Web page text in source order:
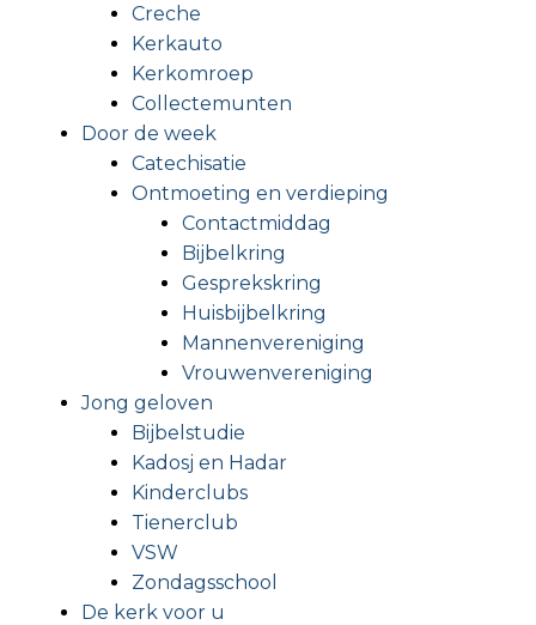
Creche
Kerkauto
Kerkomroep
Collectemunten
Door de week
Catechisatie
Ontmoeting en verdieping
Contactmiddag
Bijbelkring
Gesprekskring
Huisbijbelkring
Mannenvereniging
Vrouwenvereniging
Jong geloven
Bijbelstudie
Kadosj en Hadar
Kinderclubs
Tienerclub
VSW
Zondagsschool
De kerk voor u